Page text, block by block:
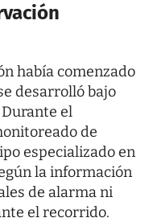
había comenzado
desarrolló bajo
el
de
especializado en
la información
de alarma ni
el recorrido.